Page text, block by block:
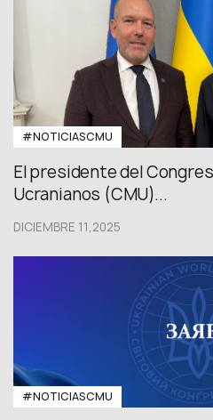
#NOTICIASCMU
El presidente del
Ucranianos (CMU)...
DICIEMBRE 11,2025
#NOTICIASCMU